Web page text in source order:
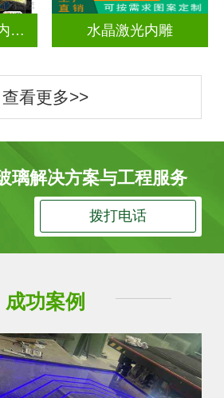
钢化玻璃隔断激光内雕护栏玻璃 水晶激光内雕
查看更多>>
璃解决方案与工程服务
拨打电话
成功案例